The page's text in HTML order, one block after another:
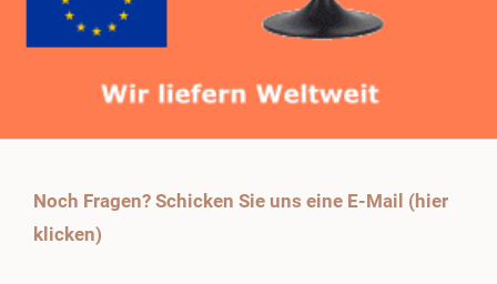
Noch Fragen? Schicken Sie uns eine E-Mail (hier
klicken)